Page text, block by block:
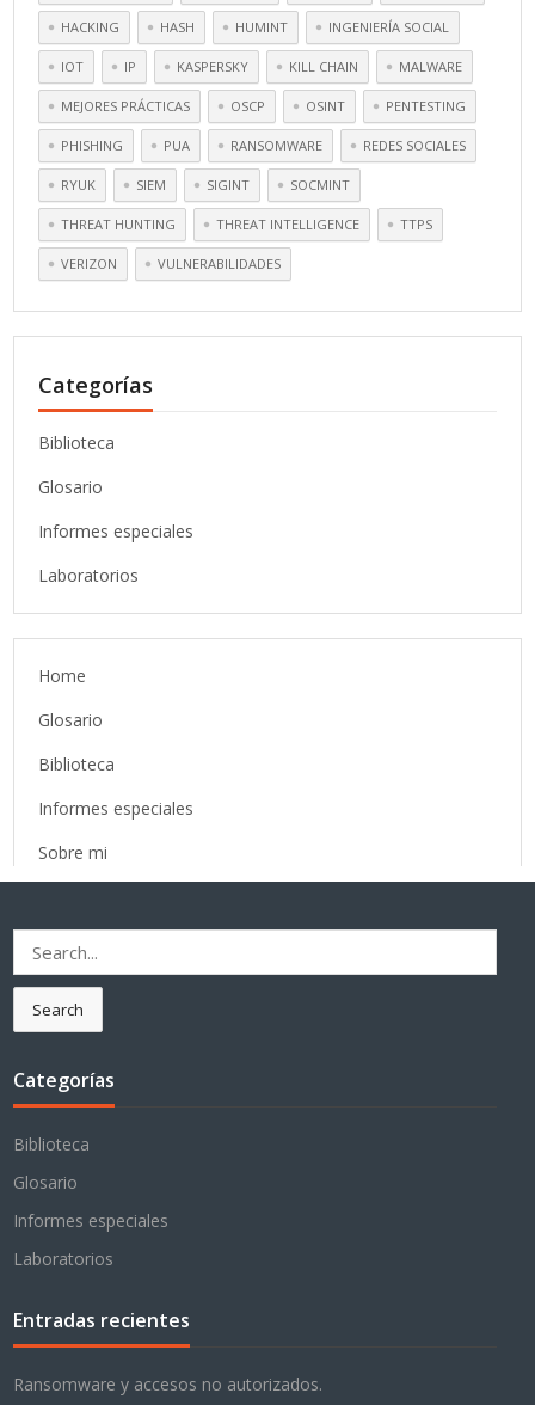
HACKING HASH HUMINT INGENIERÍA SOCIAL
IOT IP KASPERSKY KILL CHAIN MALWARE
MEJORES PRÁCTICAS OSCP OSINT PENTESTING
PHISHING PUA RANSOMWARE REDES SOCIALES
RYUK SIEM SIGINT SOCMINT
THREAT HUNTING THREAT INTELLIGENCE TTPS
VERIZON VULNERABILIDADES
Categorías
Biblioteca
Glosario
Informes especiales
Laboratorios
Home
Glosario
Biblioteca
Informes especiales
Sobre mi
Search
Categorías
Biblioteca
Glosario
Informes especiales
Laboratorios
Entradas recientes
Ransomware y accesos no autorizados.